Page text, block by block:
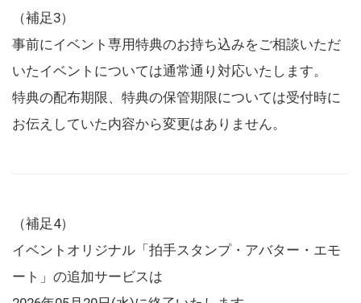
（補足3）
事前にイベント専用特典のお持ち込みをご相談いただ
いたイベントについては通常通り対応いたします。
特典の配布期限、特典の保管期限については受付時に
お伝えしていた内容から変更はありません。
（補足4）
イベントオリジナル「拍手スタンプ・アバター・エモ
ート」の追加サービスは